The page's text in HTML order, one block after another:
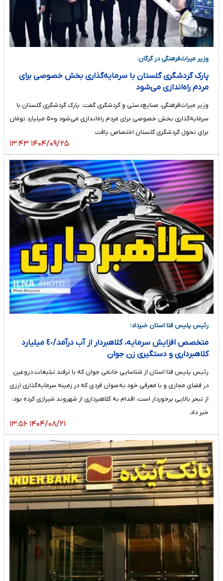
وزیر میراث‌فرهنگی در گرگان:
پارک گردشگری گلستان با سرمایه‌گذاری بخش خصوصی برای
مردم راه‌اندازی می‌شود
وزیر میراث‌فرهنگی، صنایع‌دستی و گردشگری گفت: پارک گردشگری گلستان با
سرمایه‌گذاری بخش خصوصی برای مردم راه‌اندازی می‌شود و۵۰ میلیارد تومان
برای تحول گردشگری گلستان اختصاص یافت.
۱۴۰۴/۰۹/۲۵ ۱۳:۴۳
رئیس پلیس فتا استان خبرداد؛
متخصص افزایش سرمایه، کلاهبردار از آب درآمد/٤٠ میلیارد
کلاهبرداری و دستگیری زن جوان
رئیس پلیس فتا استان از شناسایی خانمی جوان که با ترفند تبلیغات دروغین
در فضای مجازی و با معرفی خود به‌عنوان فردی که در زمینه سرمایه‌گذاری ارزی
از تبحر بالایی برخوردار است، اقدام به کلاهبرداری از شهروند شیرازی کرده بود،
خبر داد.
۱۴۰۴/۰۸/۲۱ ۱۳:۵۶